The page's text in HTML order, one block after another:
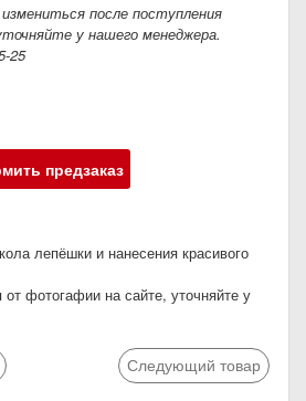
после поступления
у нашего менеджера.
25
предзаказ
лепёшки и нанесения красивого
фотогафии на сайте, уточняйте у
Следующий товар